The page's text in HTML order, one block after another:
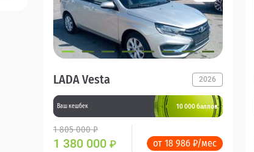
LADA Vesta 2026
Ваш кешбек 10 000 баллов
1 805 000 ₽
1 380 000 ₽ от 18 986 ₽/мес